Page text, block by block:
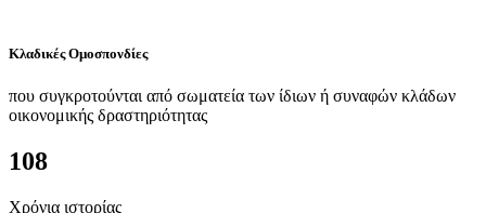
Κλαδικές Ομοσπονδίες
που συγκροτούνται από σωματεία των ίδιων ή συναφών κλάδων
οικονομικής δραστηριότητας
108
Χρόνια ιστορίας